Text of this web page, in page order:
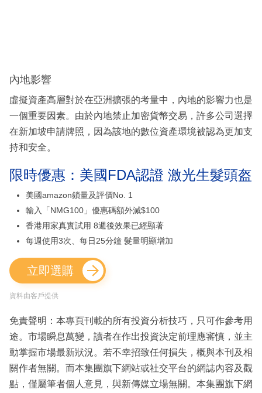
內地影響
虛擬資產高層對於在亞洲擴張的考量中，內地的影響力也是
一個重要因素。由於內地禁止加密貨幣交易，許多公司選擇
在新加坡申請牌照，因為該地的數位資產環境被認為更加支
持和安全。
限時優惠：美國FDA認證 激光生髮頭盔
美國amazon鎖量及評價No. 1
輸入「NMG100」優惠碼額外減$100
香港用家真實試用 8週後效果已經顯著
每週使用3次、每日25分鐘 髮量明顯增加
立即選購
資料由客戶提供
免責聲明：本專頁刊載的所有投資分析技巧，只可作參考用
途。市場瞬息萬變，讀者在作出投資決定前理應審慎，並主
動掌握市場最新狀況。若不幸招致任何損失，概與本刊及相
關作者無關。而本集團旗下網站或社交平台的網誌內容及觀
點，僅屬筆者個人意見，與新傳媒立場無關。本集團旗下網